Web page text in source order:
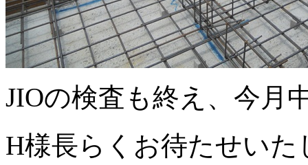
JIOの検査も終え、今月
H様長らくお待たせい